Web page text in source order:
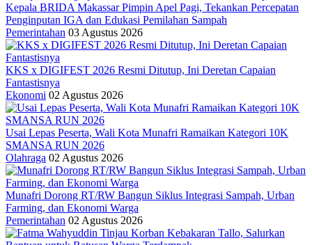
Kepala BRIDA Makassar Pimpin Apel Pagi, Tekankan Percepatan
Penginputan IGA dan Edukasi Pemilahan Sampah
Pemerintahan 03 Agustus 2026
KKS x DIGIFEST 2026 Resmi Ditutup, Ini Deretan Capaian
Fantastisnya
Ekonomi 02 Agustus 2026
Usai Lepas Peserta, Wali Kota Munafri Ramaikan Kategori 10K
SMANSA RUN 2026
Olahraga 02 Agustus 2026
Munafri Dorong RT/RW Bangun Siklus Integrasi Sampah, Urban
Farming, dan Ekonomi Warga
Pemerintahan 02 Agustus 2026